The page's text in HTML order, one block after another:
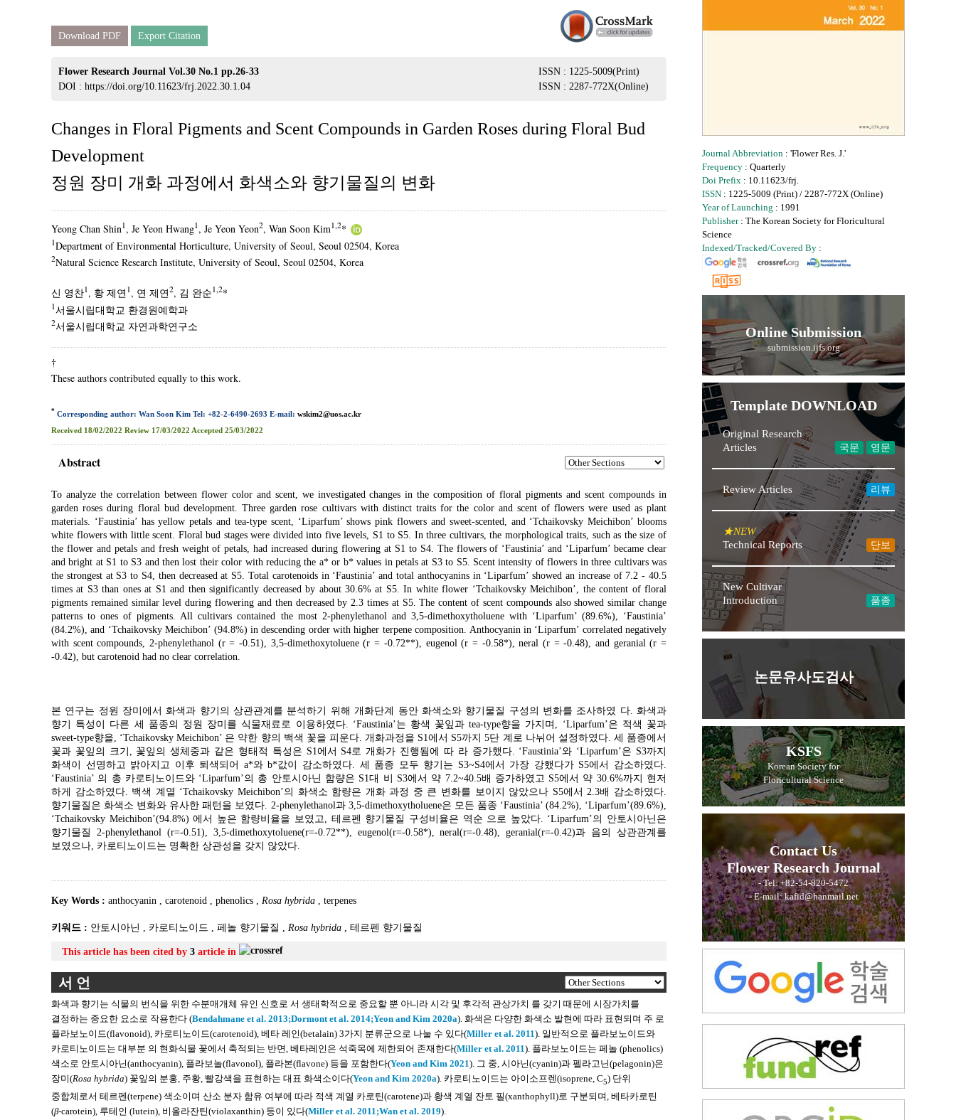
Download PDF Export Citation
ISSN : 1225-5009(Print)
ISSN : 2287-772X(Online)
Flower Research Journal Vol.30 No.1 pp.26-33
DOI : https://doi.org/10.11623/frj.2022.30.1.04
Changes in Floral Pigments and Scent Compounds in Garden Roses during Floral Bud
Development
정원 장미 개화 과정에서 화색소와 향기물질의 변화
Yeong Chan Shin1, Je Yeon Hwang1, Je Yeon Yeon2, Wan Soon Kim1,2*
1Department of Environmental Horticulture, University of Seoul, Seoul 02504, Korea
2Natural Science Research Institute, University of Seoul, Seoul 02504, Korea
신 영찬1 , 황 제연 1 , 연 제연2, 김 완순 1,2*
1서울시립대학교 환경원예학과
2서울시립대학교 자연과학연구소
†
These authors contributed equally to this work.
* Corresponding author: Wan Soon Kim Tel: +82-2-6490-2693 E-mail: wskim2@uos.ac.kr
Received 18/02/2022 Review 17/03/2022 Accepted 25/03/2022
Abstract
To analyze the correlation between flower color and scent, we investigated changes in the composition of floral pigments and scent compounds in
garden roses during floral bud development. Three garden rose cultivars with distinct traits for the color and scent of flowers were used as plant
materials. ‘Faustinia’ has yellow petals and tea-type scent, ‘Liparfum’ shows pink flowers and sweet-scented, and ‘Tchaikovsky Meichibon’ blooms
white flowers with little scent. Floral bud stages were divided into five levels, S1 to S5. In three cultivars, the morphological traits, such as the size of
the flower and petals and fresh weight of petals, had increased during flowering at S1 to S4. The flowers of ‘Faustinia’ and ‘Liparfum’ became clear
and bright at S1 to S3 and then lost their color with reducing the a* or b* values in petals at S3 to S5. Scent intensity of flowers in three cultivars was
the strongest at S3 to S4, then decreased at S5. Total carotenoids in ‘Faustinia’ and total anthocyanins in ‘Liparfum’ showed an increase of 7.2 - 40.5
times at S3 than ones at S1 and then significantly decreased by about 30.6% at S5. In white flower ‘Tchaikovsky Meichibon’, the content of floral
pigments remained similar level during flowering and then decreased by 2.3 times at S5. The content of scent compounds also showed similar change
patterns to ones of pigments. All cultivars contained the most 2-phenylethanol and 3,5-dimethoxytholuene with ‘Liparfum’ (89.6%), ‘Faustinia’
(84.2%), and ‘Tchaikovsky Meichibon’ (94.8%) in descending order with higher terpene composition. Anthocyanin in ‘Liparfum’ correlated negatively
with scent compounds, 2-phenylethanol (r = -0.51), 3,5-dimethoxytoluene (r = -0.72**), eugenol (r = -0.58*), neral (r = -0.48), and geranial (r =
-0.42), but carotenoid had no clear correlation.
본 연구는 정원 장미에서 화색과 향기의 상관관계를 분석하기 위해 개화단계 동안 화색소와 향기물질 구성의 변화를 조사하였 다. 화색과
향기 특성이 다른 세 품종의 정원 장미를 식물재료로 이용하였다. ‘Faustinia’는 황색 꽃잎과 tea-type향을 가지며, ‘Liparfum’은 적색 꽃과
sweet-type향을, ‘Tchaikovsky Meichibon’ 은 약한 향의 백색 꽃을 피운다. 개화과정을 S1에서 S5까지 5단 계로 나뉘어 설정하였다. 세 품종에서
꽃과 꽃잎의 크기, 꽃잎의 생체중과 같은 형태적 특성은 S1에서 S4로 개화가 진행됨에 따 라 증가했다. ‘Faustinia’와 ‘Liparfum’은 S3까지
화색이 선명하고 밝아지고 이후 퇴색되어 a*와 b*값이 감소하였다. 세 품종 모두 향기는 S3~S4에서 가장 강했다가 S5에서 감소하였다.
‘Faustinia’ 의 총 카로티노이드와 ‘Liparfum’의 총 안토시아닌 함량은 S1대 비 S3에서 약 7.2~40.5배 증가하였고 S5에서 약 30.6%까지 현저
하게 감소하였다. 백색 계열 ‘Tchaikovsky Meichibon’의 화색소 함량은 개화 과정 중 큰 변화를 보이지 않았으나 S5에서 2.3배 감소하였다.
향기물질은 화색소 변화와 유사한 패턴을 보였다. 2-phenylethanol과 3,5-dimethoxytholuene은 모든 품종 ‘Faustinia’ (84.2%), ‘Liparfum’(89.6%),
‘Tchaikovsky Meichibon’(94.8%) 에서 높은 함량비율을 보였고, 테르펜 향기물질 구성비율은 역순 으로 높았다. ‘Liparfum’의 안토시아닌은
향기물질 2-phenylethanol (r=-0.51), 3,5-dimethoxytoluene(r=-0.72**), eugenol(r=-0.58*), neral(r=-0.48), geranial(r=-0.42)과 음의 상관관계를
보였으나, 카로티노이드는 명확한 상관성을 갖지 않았다.
Key Words : anthocyanin carotenoid phenolics Rosa hybrida terpenes
키워드 : 안토시아닌 카로티노이드 페놀 향기물질 Rosa hybrida 테르펜 향기물질
This article has been cited by 3 article in
서 언
화색과 향기는 식물의 번식을 위한 수분매개체 유인 신호로 서 생태학적으로 중요할 뿐 아니라 시각 및 후각적 관상가치 를 갖기 때문에 시장가치를
결정하는 중요한 요소로 작용한다 (Bendahmane et al. 2013;Dormont et al. 2014;Yeon and Kim 2020a). 화색은 다양한 화색소 발현에 따라 표현되며 주 로
플라보노이드(flavonoid), 카로티노이드(carotenoid), 베타 레인(betalain) 3가지 분류군으로 나눌 수 있다(Miller et al. 2011). 일반적으로 플라보노이드와
카로티노이드는 대부분 의 현화식물 꽃에서 축적되는 반면, 베타레인은 석죽목에 제한되어 존재한다(Miller et al. 2011). 플라보노이드는 페놀 (phenolics)
색소로 안토시아닌(anthocyanin), 플라보놀(flavonol), 플라본(flavone) 등을 포함한다(Yeon and Kim 2021). 그 중, 시아닌(cyanin)과 펠라고닌(pelagonin)은
장미(Rosa hybrida) 꽃잎의 분홍, 주황, 빨강색을 표현하는 대표 화색소이다(Yeon and Kim 2020a). 카로티노이드는 아이소프렌(isoprene, C5) 단위
중합체로서 테르펜(terpene) 색소이며 산소 분자 함유 여부에 따라 적색 계열 카로틴(carotene)과 황색 계열 잔토 필(xanthophyll)로 구분되며, 베타카로틴
(β-carotein), 루테인 (lutein), 비올라잔틴(violaxanthin) 등이 있다(Miller et al. 2011;Wan et al. 2019).
Journal Abbreviation : 'Flower Res. J.'
Frequency : Quarterly
Doi Prefix : 10.11623/frj.
ISSN : 1225-5009 (Print) / 2287-772X (Online)
Year of Launching : 1991
Publisher: The Korean Society for Floricultural
Science
Indexed/Tracked/Covered By :
Online Submission
submission.ijfs.org
Template DOWNLOAD
Original Research
Articles
국문 영문
Review Articles 리뷰
Technical Reports 단보
New Cultivar
Introduction
품종
논문유사도검사
KSFS
Korean Society for
Floricultural Science
Contact Us
Flower Research Journal
- Tel: +82-54-820-5472
- E-mail: kafid@hanmail.net